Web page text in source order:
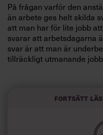
På frågan varför den
än arbete ges helt skilda
att man har för lite jobb
svarar att arbetsdagarna
svar är att man är
tillräckligt utmanande
34,7 % Privat surfande
17,0 % Privata ärenden
Fortsätt